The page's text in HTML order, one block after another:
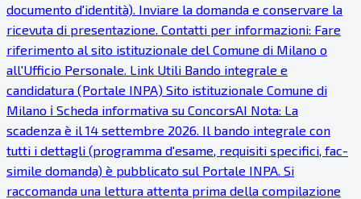
documento d'identità). Inviare la domanda e conservare la
ricevuta di presentazione. Contatti per informazioni: Fare
riferimento al sito istituzionale del Comune di Milano o
all'Ufficio Personale. Link Utili Bando integrale e
candidatura (Portale INPA) Sito istituzionale Comune di
Milano ℹ Scheda informativa su ConcorsAI Nota: La
scadenza è il 14 settembre 2026. Il bando integrale con
tutti i dettagli (programma d'esame, requisiti specifici, fac-
simile domanda) è pubblicato sul Portale INPA. Si
raccomanda una lettura attenta prima della compilazione